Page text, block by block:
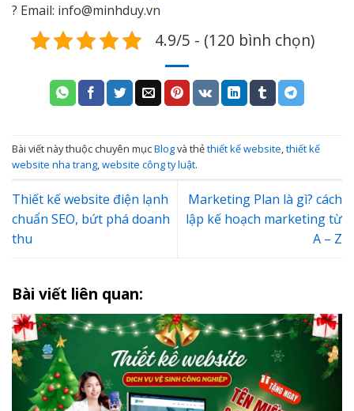
? Email: info@minhduy.vn
4.9/5 - (120 bình chọn)
Bài viết này thuộc chuyên mụcBlogvà thẻthiết kế website,thiết kế
website nha trang,website công ty luật.
Thiết kế website điện lạnh
chuẩn SEO, bứt phá doanh
thu
Marketing Plan là gì? cách
lập kế hoạch marketing từ
A – Z
Bài viết liên quan: